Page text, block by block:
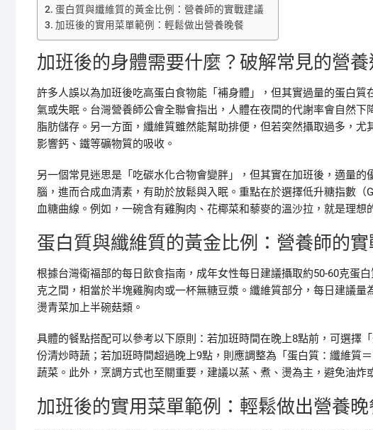
蛋白質與纖維質的黃金比例：營養師的實戰建議
加班後的實用菜單範例：輕鬆做出營養晚餐
加班後的身體需要什麼？破解常見的營養
許多人誤以為加班後吃高蛋白食物能「補身體」，但其實過量的蛋白
氣或失眠。台灣營養師公會全聯會指出，人體在夜間的代謝率會自然
脂肪儲存。另一方面，纖維質雖然能幫助排便，但若突然攝取過多，
影響鈣、鐵等礦物質的吸收。
另一個常見迷思是「吃碳水化合物會變胖」，但其實在加班後，適量
腦，進而合成血清素，有助於放鬆與入眠。重點在於選擇低升糖指數
血糖曲線。例如，一碗含有雞胸肉、花椰菜和藜麥的溫沙拉，就是理想
蛋白質與纖維質的黃金比例：營養師的
根據台灣衛福部的每日飲食指南，成年女性每日建議攝取約50-60克蛋
克之間，相當於半塊雞胸肉或一杯無糖豆漿。纖維質部分，每日建議
燙青菜加上半碗菇類。
具體的餐點搭配可以參考以下原則：若加班時間在晚上8點前，可選擇
份清炒時蔬；若加班時間超過晚上9點，則應調整為「蛋白質：纖維質
蔬菜。此外，烹調方式也至關重要，建議以蒸、煮、燙為主，避免油炸
加班後的實用菜單範例：輕鬆做出營養晚